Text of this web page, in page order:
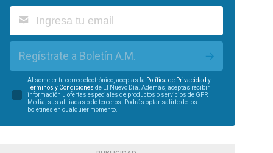
Regístrate a Boletín A.M.
Al someter tu correo electrónico, aceptas la Política de Privacidad y
Términos y Condiciones de El Nuevo Día. Además, aceptas recibir
información u ofertas especiales de productos o servicios de GFR
Media, sus afiliadas o de terceros. Podrás optar salirte de los
boletines en cualquier momento.